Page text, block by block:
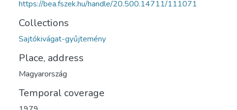
https://bea.fszek.hu/handle/20.500.14711/111071
Collections
Sajtókivágat-gyűjtemény
Place, address
Magyarország
Temporal coverage